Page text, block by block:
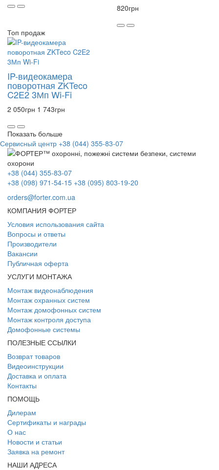
820грн
Топ продаж
IP-видеокамера
поворотная ZKTeco
C2E2 3Мп Wi-Fi
2 050грн 1 743грн
Показать больше
Сервисный центр +38 (044) 355-83-07
+38 (044) 355-83-07
+38 (098) 971-54-15 +38 (095) 803-19-20
orders@forter.com.ua
КОМПАНИЯ ФОРТЕР
Условия использования сайта
Вопросы и ответы
Производители
Вакансии
Публичная оферта
УСЛУГИ МОНТАЖА
Монтаж видеонаблюдения
Монтаж охранных систем
Монтаж домофонных систем
Монтаж контроля доступа
Домофонные системы
ПОЛЕЗНЫЕ ССЫЛКИ
Возврат товаров
Видеоинструкции
Доставка и оплата
Контакты
ПОМОЩЬ
Дилерам
Сертификаты и награды
О нас
Новости и статьи
Заявка на ремонт
НАШИ АДРЕСА